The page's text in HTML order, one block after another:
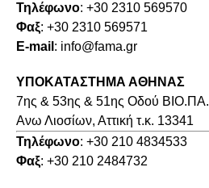
Τηλέφωνο: +30 2310 569570
Φαξ: +30 2310 569571
E-mail : info@fama.gr
ΥΠΟΚΑΤΑΣΤΗΜΑ ΑΘΗΝΑΣ
7ης & 53ης & 51ης Οδού ΒΙΟ.ΠΑ.
Ανω Λιοσίων, Αττική τ.κ. 13341
Τηλέφωνο: +30 210 4834533
Φαξ: +30 210 2484732